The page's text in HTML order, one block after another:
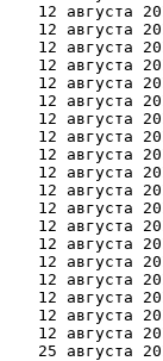
12 августа
12 августа
12 августа
12 августа
12 августа
12 августа
12 августа
12 августа
12 августа
12 августа
12 августа
12 августа
12 августа
12 августа
12 августа
12 августа
12 августа
12 августа
12 августа
25 августа